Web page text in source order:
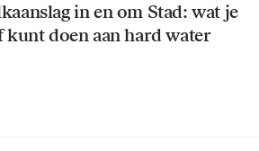
in en om Stad: wat je
kunt doen aan hard water